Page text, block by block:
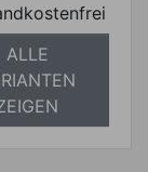
ALLE